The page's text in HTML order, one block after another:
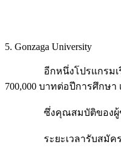
5. Gonzaga University
อีกหนึ่งโปรแกรมเรียนต่อ
700,000 บาทต่อปีการศึกษา
ซึ่งคุณสมบัติของผู้ขอรับทุ
ระยะเวลารับสมัคร : ตั้